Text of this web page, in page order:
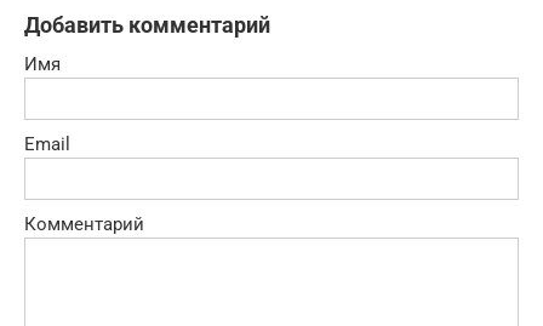
Добавить комментарий
Имя
Email
Комментарий